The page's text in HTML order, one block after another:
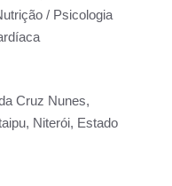
/ Psicologia
Cruz Nunes,
Niterói, Estado